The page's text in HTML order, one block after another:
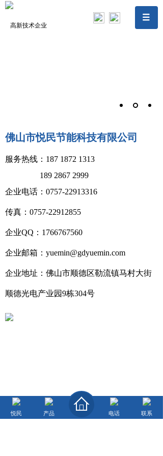
高新技术企业
佛山市悦民节能科技有限公司
服务热线：187 1872 1313
189 2867 2999
企业电话： 0757-22913316
传真 ： 0757-22912855
企业QQ：1766767560
企业邮箱：yuemin@gdyuemin.com
企业地址： 佛山市顺德区勒流镇马村大街
顺德光电产业园9栋304号
悦民 产品 电话 联系